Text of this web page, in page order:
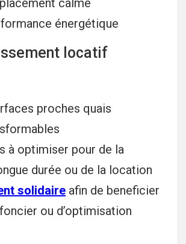
calme
énergétique
locatif
proches quais
à optimiser pour de la
durée ou de la location
solidaire afin de beneficier
ou d’optimisation